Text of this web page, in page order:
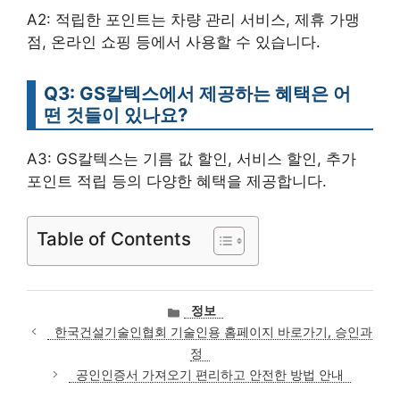
A2: 적립한 포인트는 차량 관리 서비스, 제휴 가맹
점, 온라인 쇼핑 등에서 사용할 수 있습니다.
Q3: GS칼텍스에서 제공하는 혜택은 어
떤 것들이 있나요?
A3: GS칼텍스는 기름 값 할인, 서비스 할인, 추가
포인트 적립 등의 다양한 혜택을 제공합니다.
Table of Contents
카
테
고
리
정보
한국건설기술인협회 기술인용 홈페이지 바로가기, 승인과
정
공인인증서 가져오기 편리하고 안전한 방법 안내